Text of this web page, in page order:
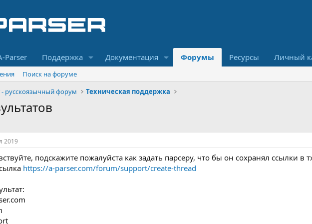
Parser Поддержка Документация Форумы Ресурсы Личный
Поиск на форуме
- русскоязычный форум Техническая поддержка
2019
подскажите пожалуйста как задать парсеру, что бы он сохранял ссылки в
https://a-parser.com/forum/support/create-thread